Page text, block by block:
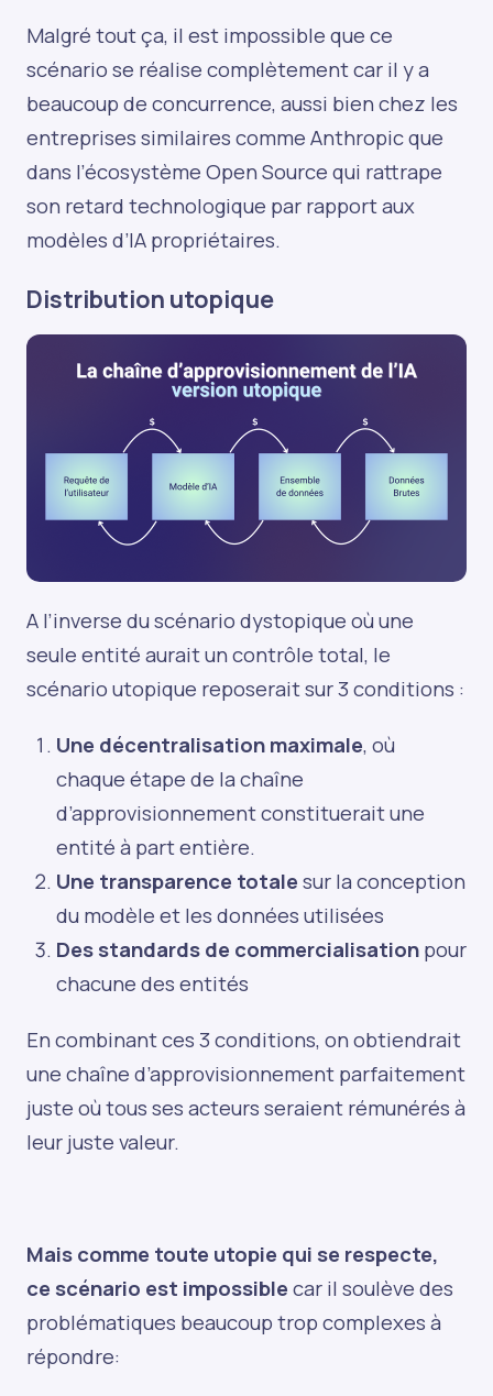
Malgré tout ça, il est impossible que ce
scénario se réalise complètement car il y a
beaucoup de concurrence, aussi bien chez les
entreprises similaires comme Anthropic que
dans l’écosystème Open Source qui rattrape
son retard technologique par rapport aux
modèles d’IA propriétaires.
Distribution utopique
A l’inverse du scénario dystopique où une
seule entité aurait un contrôle total, le
scénario utopique reposerait sur 3 conditions :
Une décentralisation maximale, où
chaque étape de la chaîne
d’approvisionnement constituerait une
entité à part entière.
Une transparence totalesur la conception
du modèle et les données utilisées
Des standards de commercialisationpour
chacune des entités
En combinant ces 3 conditions, on obtiendrait
une chaîne d’approvisionnement parfaitement
juste où tous ses acteurs seraient rémunérés à
leur juste valeur.
Mais comme toute utopie qui se respecte,
ce scénario est impossiblecar il soulève des
problématiques beaucoup trop complexes à
répondre: